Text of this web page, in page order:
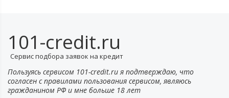
101-credit.ru
Сервис подбора заявок на кредит
Пользуясь сервисом 101-credit.ru я подтверждаю, что
согласен с правилами пользования сервисом, являюсь
гражданином РФ и мне больше 18 лет